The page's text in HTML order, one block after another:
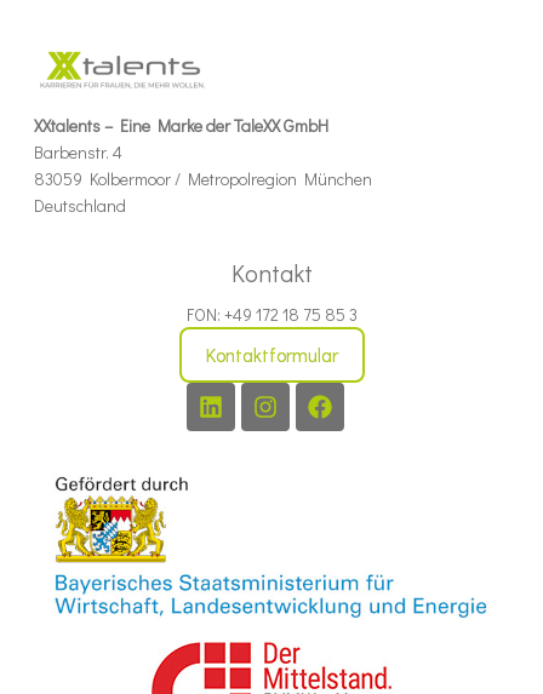
XXtalents – Eine Marke der TaleXX GmbH
Barbenstr. 4
83059 Kolbermoor / Metropolregion München
Deutschland
Kontakt
FON: +49 172 18 75 85 3
Kontaktformular